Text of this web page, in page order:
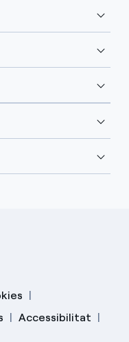
Accessibilitat